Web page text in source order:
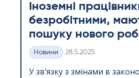
Іноземні
безробітними,
пошуку нового
Категорії
Новини Kirjoitettu
28.5.2025
У зв’язку з змінами в